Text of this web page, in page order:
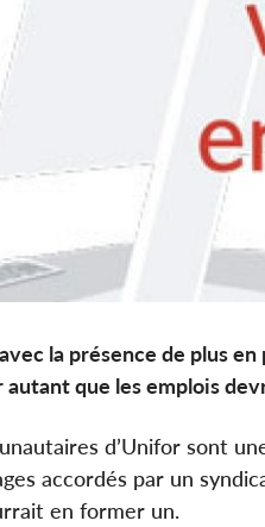
la présence de plus
autant que les emplois
d’Unifor sont
accordés par un
en former un.